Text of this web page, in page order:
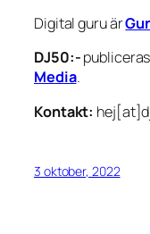
Digital guru är
DJ50:-
Media.
Kontakt:
3 oktober, 2022